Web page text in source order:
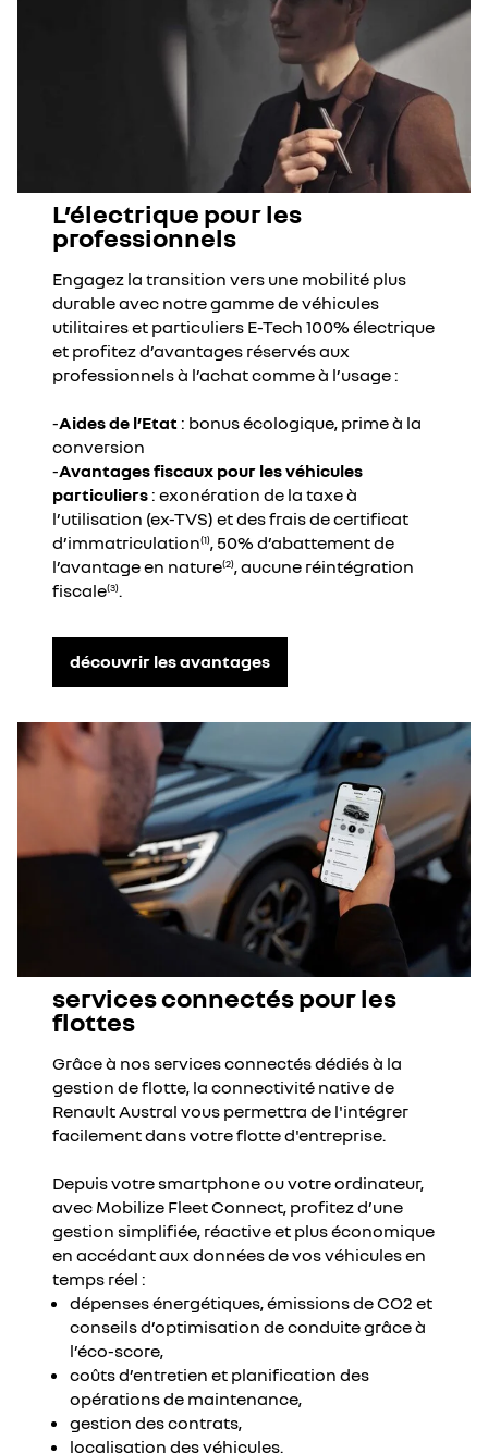
L’électrique pour les
professionnels
Engagez la transition vers une mobilité plus
durable avec notre gamme de véhicules
utilitaires et particuliers E-Tech 100% électrique
et profitez d’avantages réservés aux
professionnels à l’achat comme à l’usage :
-Aides de l’Etat : bonus écologique, prime à la
conversion
-Avantages fiscaux pour les véhicules
particuliers : exonération de la taxe à
l’utilisation (ex-TVS) et des frais de certificat
d’immatriculation(1), 50% d’abattement de
l’avantage en nature(2), aucune réintégration
fiscale(3).
découvrir les avantages
services connectés pour les
flottes
Grâce à nos services connectés dédiés à la
gestion de flotte, la connectivité native de
Renault Austral vous permettra de l'intégrer
facilement dans votre flotte d'entreprise.
Depuis votre smartphone ou votre ordinateur,
avec Mobilize Fleet Connect, profitez d’une
gestion simplifiée, réactive et plus économique
en accédant aux données de vos véhicules en
temps réel :
dépenses énergétiques, émissions de CO2 et
conseils d’optimisation de conduite grâce à
l’éco-score,
coûts d’entretien et planification des
opérations de maintenance,
gestion des contrats,
localisation des véhicules.